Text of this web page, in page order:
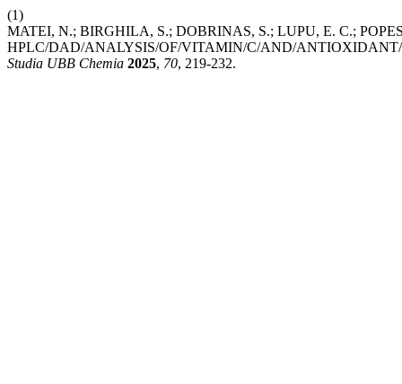
(1)
MATEI, N.; BIRGHILA, S.; DOBRINAS, S.; LUPU, E. C.;
HPLC/DAD/ANALYSIS/OF/VITAMIN/C/AND/
Studia UBB Chemia 2025, 70, 219-232.